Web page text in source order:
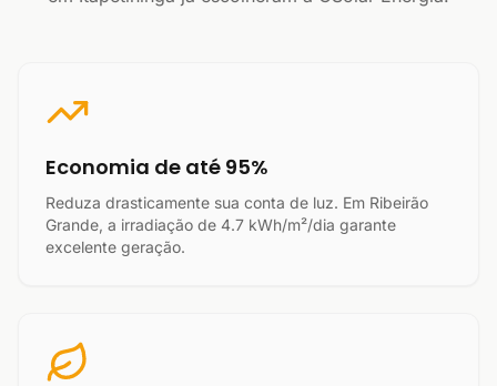
Economia de até 95%
Reduza drasticamente sua conta de luz. Em Ribeirão
Grande, a irradiação de 4.7 kWh/m²/dia garante
excelente geração.